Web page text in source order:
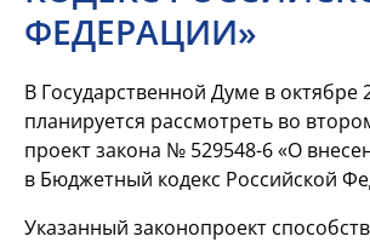
ФЕДЕРАЦИИ»
В Государственной Думе в октябре
планируется рассмотреть во
проект закона № 529548-6«О
в Бюджетный кодекс Российской
Указанный законопроект